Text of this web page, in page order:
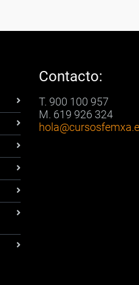
Contacto:
T. 900 100 957
M. 619 926 324
hola